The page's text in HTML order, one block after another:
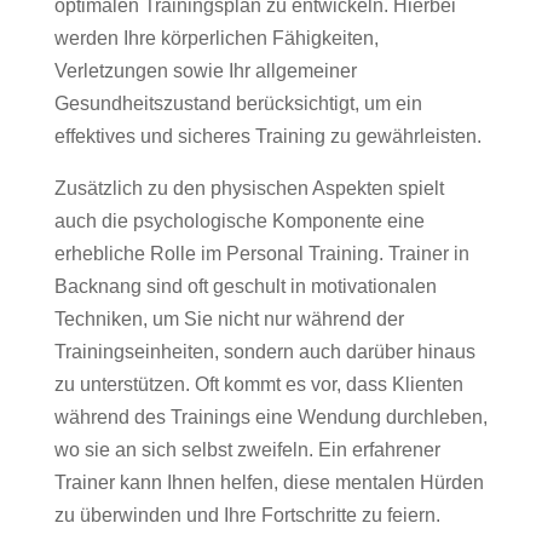
optimalen Trainingsplan zu entwickeln. Hierbei
werden Ihre körperlichen Fähigkeiten,
Verletzungen sowie Ihr allgemeiner
Gesundheitszustand berücksichtigt, um ein
effektives und sicheres Training zu gewährleisten.
Zusätzlich zu den physischen Aspekten spielt
auch die psychologische Komponente eine
erhebliche Rolle im Personal Training. Trainer in
Backnang sind oft geschult in motivationalen
Techniken, um Sie nicht nur während der
Trainingseinheiten, sondern auch darüber hinaus
zu unterstützen. Oft kommt es vor, dass Klienten
während des Trainings eine Wendung durchleben,
wo sie an sich selbst zweifeln. Ein erfahrener
Trainer kann Ihnen helfen, diese mentalen Hürden
zu überwinden und Ihre Fortschritte zu feiern.